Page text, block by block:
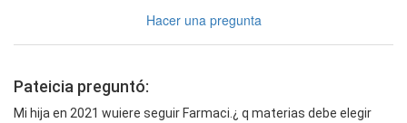
Hacer una pregunta
Pateicia preguntó:
Mi hija en 2021 wuiere seguir Farmaci.¿ q materias debe elegir